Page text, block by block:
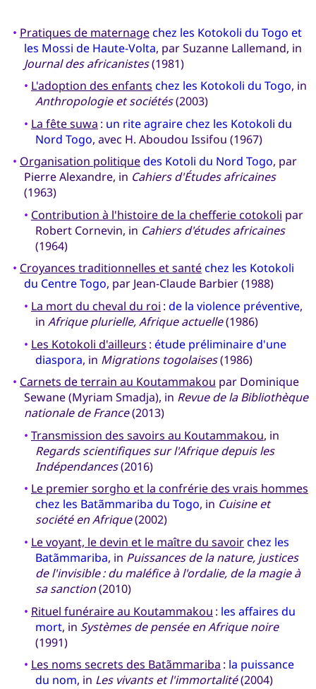
• Pratiques de maternagechez les Kotokoli du Togo et
les Mossi de Haute-Volta, par Suzanne Lallemand, in
Journal des africanistes(1981)
• L'adoption des enfants chez les Kotokoli du Togo, in
Anthropologie et sociétés(2003)
• La fête suwa : un rite agraire chez les Kotokoli du
Nord Togo, avec H. Aboudou Issifou (1967)
• Organisation politiquedes Kotoli du Nord Togo, par
Pierre Alexandre, in Cahiers d'Études africaines
(1963)
• Contribution à l'histoire de la chefferie cotokoli par
Robert Cornevin, in Cahiers d'études africaines
(1964)
• Croyances traditionnelles et santéchez les Kotokoli
du Centre Togo, par Jean-Claude Barbier (1988)
• La mort du cheval du roi : de la violence préventive,
in Afrique plurielle, Afrique actuelle(1986)
• Les Kotokoli d'ailleurs : étude préliminaire d'une
diaspora, in Migrations togolaises(1986)
• Carnets de terrain au Koutammakou par Dominique
Sewane (Myriam Smadja), in Revue de la Bibliothèque
nationale de France(2013)
• Transmission des savoirs au Koutammakou, in
Regards scientifiques sur l'Afrique depuis les
Indépendances(2016)
• Le premier sorgho et la confrérie des vrais hommes
chez les Batãmmariba du Togo, in Cuisine et
société en Afrique(2002)
• Le voyant, le devin et le maître du savoirchez les
Batãmmariba, in Puissances de la nature, justices
de l'invisible : du maléfice à l'ordalie, de la magie à
sa sanction(2010)
• Rituel funéraire au Koutammakou : les affaires du
mort, in Systèmes de pensée en Afrique noire
(1991)
• Les noms secrets des Batãmmariba : la puissance
du nom, in Les vivants et l'immortalité(2004)